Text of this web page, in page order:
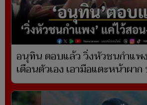
อนุทิน ตอบแล้ว วิ่งหัวชนกำแพ
เตือนตัวเอง เอามือแตะหน้าผา